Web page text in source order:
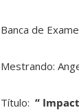
Banca de
Mestrando:
Título: “